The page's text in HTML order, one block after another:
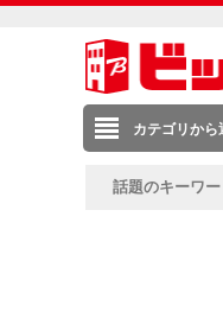
カテゴリから
話題のキーワー